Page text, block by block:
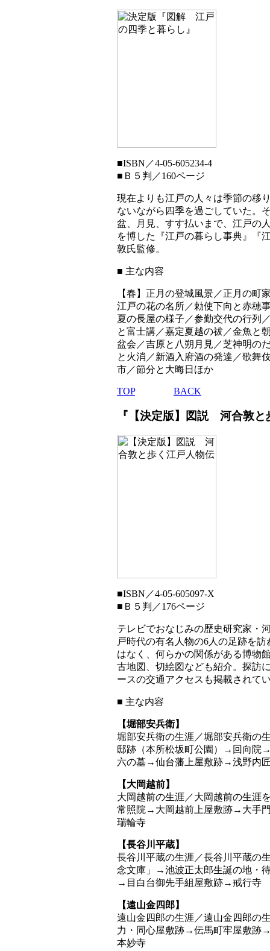
■ISBN／4-05-605234-4
■ Ｂ５判／160ページ
現在よりも江戸の人々は季節の移
ないながら四季を過ごしていた。
盆、月見、すす払いまで、江戸の
を博した『江戸の暮らし事典』『
敦氏監修。
■ 主な内容
【春】正月の登城風景／正月の町
江戸の花の名所／勅使下向と赤穂
夏の長屋の様子／参勤交代の行列
と富士講／嘉定夏越の祓／金魚と
盆会／吉原と八朔月見／芝神明の
と火消／新酒入府酒の発達／歌舞
市／節分と大晦日ほか
TOP BACK
『【決定版】図説 河合敦と
■ISBN／4-05-605097-X
■ Ｂ５判／176ページ
テレビでおなじみの歴史研究家・
戸時代の有名人物の6人の足跡を
はなく、何らかの関係がある博物
古地図、切絵図なども紹介。探訪
ースの交通アクセスも掲載されて
■ 主な内容
【堀部安兵衛】
堀部安兵衛の生涯／堀部安兵衛
邸跡（本所松坂町公園）→回向
六の墓→仙台藩上屋敷跡→浅野内
【大岡越前】
大岡越前の生涯／大岡越前の生
常照院→大岡越前上屋敷跡→大手
瑞輪寺
【長谷川平蔵】
長谷川平蔵の生涯／長谷川平蔵の
念文庫」→池波正太郎生誕の地・
→目白台御先手組屋敷跡→戒行寺
【遠山金四郎】
遠山金四郎の生涯／遠山金四郎
力・同心屋敷跡→伝馬町牢屋敷
本妙寺